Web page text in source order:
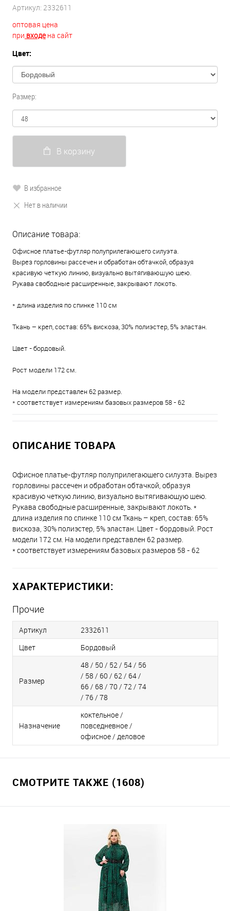
Артикул: 2332611
оптовая цена
при входена сайт
Цвет:
Размер:
В корзину
В избранное
Нет в наличии
Описание товара:
Офисное платье-футляр полуприлегающего силуэта.
Вырез горловины рассечен и обработан обтачкой, образуя
красивую четкую линию, визуально вытягивающую шею.
Рукава свободные расширенные, закрывают локоть.
* длина изделия по спинке 110 см
Ткань – креп, состав: 65% вискоза, 30% полиэстер, 5% эластан.
Цвет - бордовый.
Рост модели 172 см.
На модели представлен 62 размер.
* соответствует измерениям базовых размеров 58 - 62
ОПИСАНИЕ ТОВАРА
Офисное платье-футляр полуприлегающего силуэта. Вырез
горловины рассечен и обработан обтачкой, образуя
красивую четкую линию, визуально вытягивающую шею.
Рукава свободные расширенные, закрывают локоть. *
длина изделия по спинке 110 см Ткань – креп, состав: 65%
вискоза, 30% полиэстер, 5% эластан. Цвет - бордовый. Рост
модели 172 см. На модели представлен 62 размер.
* соответствует измерениям базовых размеров 58 - 62
ХАРАКТЕРИСТИКИ:
Прочие
Артикул
2332611
Цвет
Бордовый
Размер
48 / 50 / 52 / 54 / 56
/ 58 / 60 / 62 / 64 /
66 / 68 / 70 / 72 / 74
/ 76 / 78
Назначение
коктельное /
повседневное /
офисное / деловое
СМОТРИТЕ ТАКЖЕ (1608)